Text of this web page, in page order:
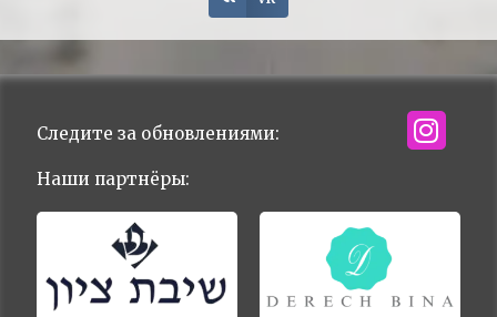
Следите за обновлениями:
Наши партнёры: